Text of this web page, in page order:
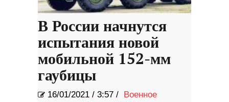
В России начнутся
испытания новой
мобильной 152-мм
гаубицы
16/01/2021 / 3:57 /
Военное